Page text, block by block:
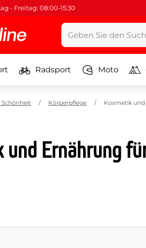
- Freitag: 08:00-15:30
Radsport Moto
Ernährung
Schönheit Körperpflege Kosmetik